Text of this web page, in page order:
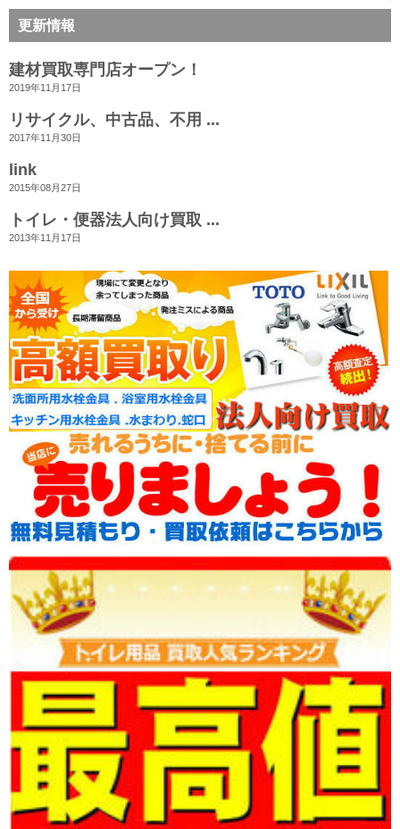
更新情報
建材買取専門店オープン！
2019年11月17日
リサイクル、中古品、不用 ...
2017年11月30日
link
2015年08月27日
トイレ・便器法人向け買取 ...
2013年11月17日